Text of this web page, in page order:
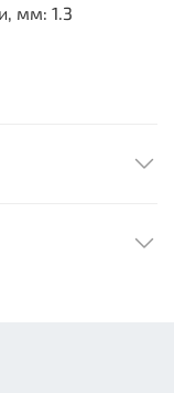
мм: 1.3